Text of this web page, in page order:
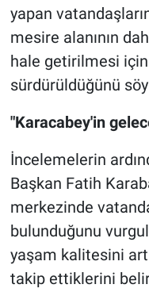
yapan
mesire alanının
hale getirilmesi
sürdürüldüğünü
"Karacabey'in
İncelemelerin
Başkan Fatih
merkezinde
bulunduğunu
yaşam kalitesini
takip ettiklerini